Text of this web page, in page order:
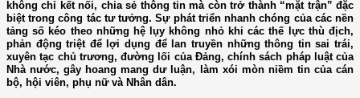
không chỉ kết nối, chia sẻ thông tin mà còn trở thành “mặt trận” đặc
biệt trong công tác tư tưởng. Sự phát triển nhanh chóng của các nền
tảng số kéo theo những hệ lụy không nhỏ khi các thế lực thù địch,
phản động triệt để lợi dụng để lan truyền những thông tin sai trái,
xuyên tạc chủ trương, đường lối của Đảng, chính sách pháp luật của
Nhà nước, gây hoang mang dư luận, làm xói mòn niềm tin của cán
bộ, hội viên, phụ nữ và Nhân dân.